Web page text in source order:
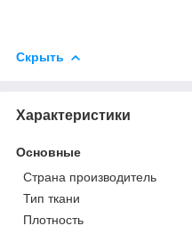
Скрыть
Характеристики
Основные
Страна производитель
Тип ткани
Плотность